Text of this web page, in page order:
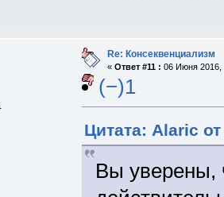
Re: Консеквенциализм
« Ответ #11 : 06 Июня 2016,
(−)1
Цитата: Alaric
Вы уверены,